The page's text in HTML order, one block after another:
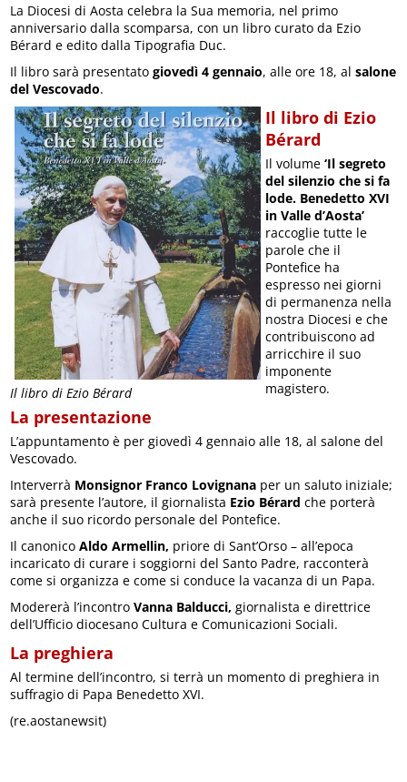
La Diocesi di Aosta celebra la Sua memoria, nel primo
anniversario dalla scomparsa, con un libro curato da Ezio
Bérard e edito dalla Tipografia Duc.
Il libro sarà presentatogiovedì 4 gennaio, alle ore 18, alsalone
del Vescovado.
Il libro di Ezio Bérard
Il libro di Ezio
Bérard
Il volume‘Il segreto
del silenzio che si fa
lode. Benedetto XVI
in Valle d’Aosta’
raccoglie tutte le
parole che il
Pontefice ha
espresso nei giorni
di permanenza nella
nostra Diocesi e che
contribuiscono ad
arricchire il suo
imponente
magistero.
La presentazione
L’appuntamento è per giovedì 4 gennaio alle 18, al salone del
Vescovado.
Interverrà Monsignor Franco Lovignana per un saluto iniziale;
sarà presente l’autore, il giornalista Ezio Bérard che porterà
anche il suo ricordo personale del Pontefice.
Il canonico Aldo Armellin, priore di Sant’Orso – all’epoca
incaricato di curare i soggiorni del Santo Padre, racconterà
come si organizza e come si conduce la vacanza di un Papa.
Modererà l’incontroVanna Balducci, giornalista e direttrice
dell’Ufficio diocesano Cultura e Comunicazioni Sociali.
La preghiera
Al termine dell’incontro, si terrà un momento di preghiera in
suffragio di Papa Benedetto XVI.
(re.aostanewsit)